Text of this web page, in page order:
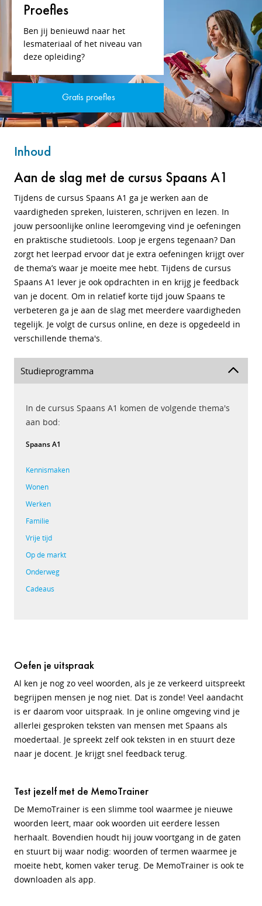
Proefles
Ben jij benieuwd naar het
lesmateriaal of het niveau van
deze opleiding?
Gratis proefles
Inhoud
Aan de slag met de cursus Spaans A1
Tijdens de cursus Spaans A1 ga je werken aan de
vaardigheden spreken, luisteren, schrijven en lezen. In
jouw persoonlijke online leeromgeving vind je oefeningen
en praktische studietools. Loop je ergens tegenaan? Dan
zorgt het leerpad ervoor dat je extra oefeningen krijgt over
de thema’s waar je moeite mee hebt. Tijdens de cursus
Spaans A1 lever je ook opdrachten in en krijg je feedback
van je docent. Om in relatief korte tijd jouw Spaans te
verbeteren ga je aan de slag met meerdere vaardigheden
tegelijk. Je volgt de cursus online, en deze is opgedeeld in
verschillende thema's.
Studieprogramma
In de cursus Spaans A1 komen de volgende thema's
aan bod:
Spaans A1
Kennismaken
Wonen
Werken
Familie
Vrije tijd
Op de markt
Onderweg
Cadeaus
Oefen je uitspraak
Al ken je nog zo veel woorden, als je ze verkeerd uitspreekt
begrijpen mensen je nog niet. Dat is zonde! Veel aandacht
is er daarom voor uitspraak. In je online omgeving vind je
allerlei gesproken teksten van mensen met Spaans als
moedertaal. Je spreekt zelf ook teksten in en stuurt deze
naar je docent. Je krijgt snel feedback terug.
Test jezelf met de MemoTrainer
De MemoTrainer is een slimme tool waarmee je nieuwe
woorden leert, maar ook woorden uit eerdere lessen
herhaalt. Bovendien houdt hij jouw voortgang in de gaten
en stuurt bij waar nodig: woorden of termen waarmee je
moeite hebt, komen vaker terug. De MemoTrainer is ook te
downloaden als app.